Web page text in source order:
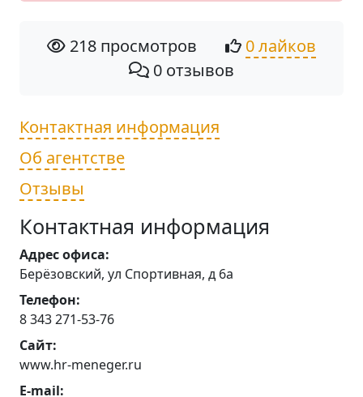
218 просмотров
0 лайков
0 отзывов
Контактная информация
Об агентстве
Отзывы
Контактная информация
Адрес офиса:
Берёзовский, ул Спортивная, д 6а
Телефон:
8 343 271-53-76
Сайт:
www.hr-meneger.ru
E-mail: